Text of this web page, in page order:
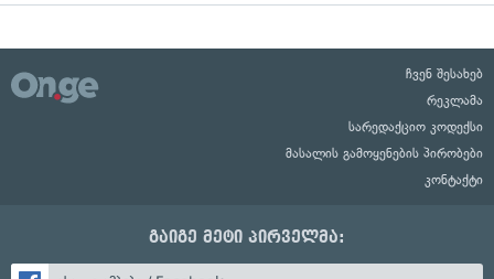
ჩვენ შესახებ
რეკლამა
სარედაქციო კოდექსი
მასალის გამოყენების პირობები
კონტაქტი
გაიგე მეტი პირველმა: